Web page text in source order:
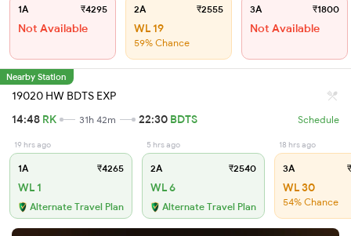
1A ₹4295
Not Available
2A ₹2555
WL 19
59% Chance
3A ₹1800
Not Available
Nearby Station
19020 HW BDTS EXP
14:48 RK 31h 42m 22:30 BDTS Schedule
19 hrs ago
1A ₹4265
WL 1
Alternate Travel Plan
5 hrs ago
2A ₹2540
WL 6
Alternate Travel Plan
18 hrs ago
3A
WL 30
54% Chance